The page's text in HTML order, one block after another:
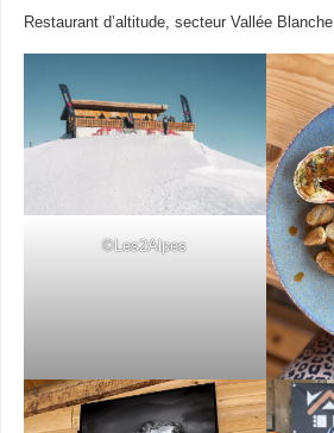
Restaurant d’altitude, secteur Vallée Blanche
©Les2Alpes